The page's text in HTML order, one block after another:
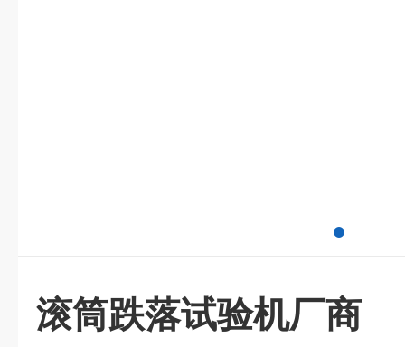
滚筒跌落试验机厂商